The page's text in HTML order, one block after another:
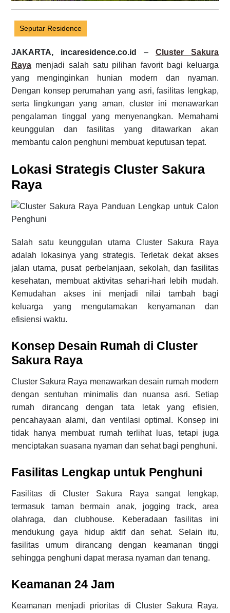
Seputar Residence
JAKARTA, incaresidence.co.id – Cluster Sakura
Raya menjadi salah satu pilihan favorit bagi keluarga
yang menginginkan hunian modern dan nyaman.
Dengan konsep perumahan yang asri, fasilitas lengkap,
serta lingkungan yang aman, cluster ini menawarkan
pengalaman tinggal yang menyenangkan. Memahami
keunggulan dan fasilitas yang ditawarkan akan
membantu calon penghuni membuat keputusan tepat.
Lokasi Strategis Cluster Sakura
Raya
Salah satu keunggulan utama Cluster Sakura Raya
adalah lokasinya yang strategis. Terletak dekat akses
jalan utama, pusat perbelanjaan, sekolah, dan fasilitas
kesehatan, membuat aktivitas sehari-hari lebih mudah.
Kemudahan akses ini menjadi nilai tambah bagi
keluarga yang mengutamakan kenyamanan dan
efisiensi waktu.
Konsep Desain Rumah di Cluster
Sakura Raya
Cluster Sakura Raya menawarkan desain rumah modern
dengan sentuhan minimalis dan nuansa asri. Setiap
rumah dirancang dengan tata letak yang efisien,
pencahayaan alami, dan ventilasi optimal. Konsep ini
tidak hanya membuat rumah terlihat luas, tetapi juga
menciptakan suasana nyaman dan sehat bagi penghuni.
Fasilitas Lengkap untuk Penghuni
Fasilitas di Cluster Sakura Raya sangat lengkap,
termasuk taman bermain anak, jogging track, area
olahraga, dan clubhouse. Keberadaan fasilitas ini
mendukung gaya hidup aktif dan sehat. Selain itu,
fasilitas umum dirancang dengan keamanan tinggi
sehingga penghuni dapat merasa nyaman dan tenang.
Keamanan 24 Jam
Keamanan menjadi prioritas di Cluster Sakura Raya.